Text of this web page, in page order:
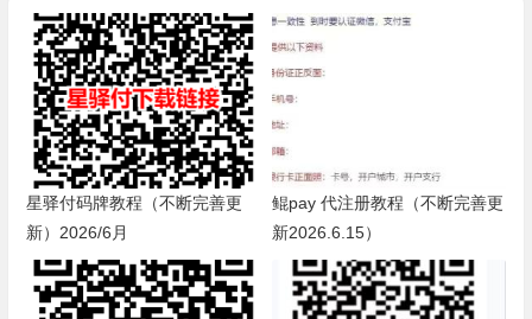
星驿付码牌教程（不断完善更
新）2026/6月
鲲pay 代注册教程（不断完善更
新2026.6.15）